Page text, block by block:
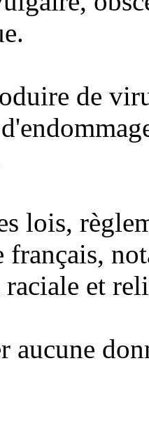
de
lois,
et
aucune